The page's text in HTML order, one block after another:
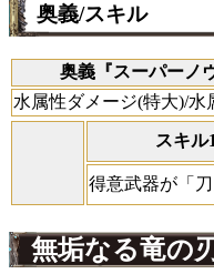
奥義/スキル
奥義『スーパーノ
水属性ダメージ(特大)/水
スキル
得意武器が「
無垢なる竜の